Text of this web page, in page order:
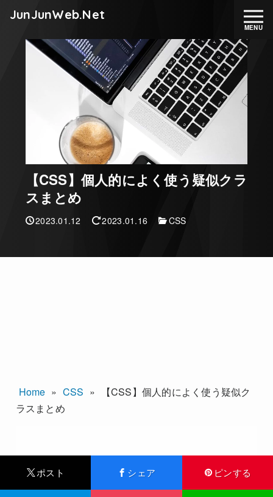
JunJunWeb.Net
【CSS】個人的によく使う疑似クラ
スまとめ
2023.01.12 2023.01.16 CSS
Home » CSS »
【CSS】個人的によく使う疑似ク
ラスまとめ
ポスト シェア ピンする